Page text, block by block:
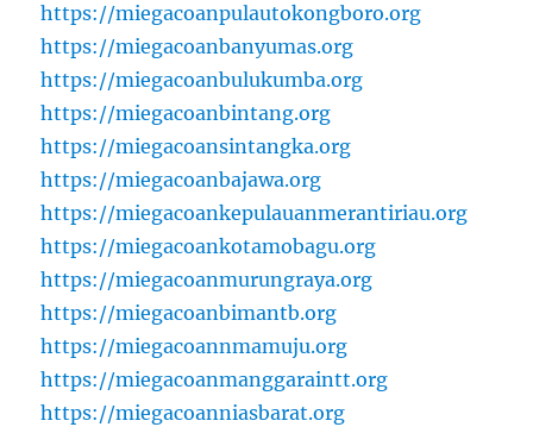
https://miegacoanpulautokongboro.org
https://miegacoanbanyumas.org
https://miegacoanbulukumba.org
https://miegacoanbintang.org
https://miegacoansintangka.org
https://miegacoanbajawa.org
https://miegacoankepulauanmerantiriau.org
https://miegacoankotamobagu.org
https://miegacoanmurungraya.org
https://miegacoanbimantb.org
https://miegacoannmamuju.org
https://miegacoanmanggaraintt.org
https://miegacoanniasbarat.org